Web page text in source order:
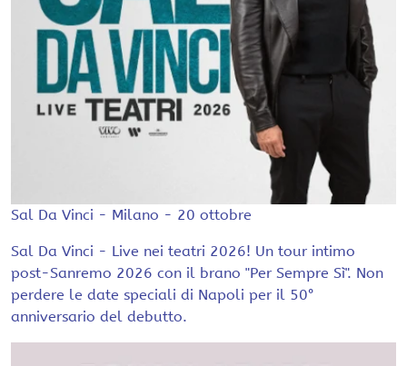
Sal Da Vinci - Milano - 20 ottobre
Sal Da Vinci - Live nei teatri 2026! Un tour intimo
post-Sanremo 2026 con il brano "Per Sempre Sì". Non
perdere le date speciali di Napoli per il 50°
anniversario del debutto.